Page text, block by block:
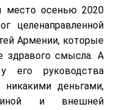
место осенью 2020
целенаправленной
Армении, которые
здравого смысла. А
его руководства
никакими деньгами,
и внешней